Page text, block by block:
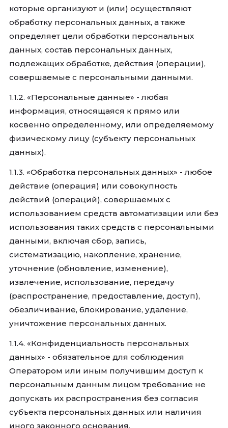
которые организуют и (или) осуществляют
обработку персональных данных, а также
определяет цели обработки персональных
данных, состав персональных данных,
подлежащих обработке, действия (операции),
совершаемые с персональными данными.
1.1.2. «Персональные данные» - любая
информация, относящаяся к прямо или
косвенно определенному, или определяемому
физическому лицу (субъекту персональных
данных).
1.1.3. «Обработка персональных данных» - любое
действие (операция) или совокупность
действий (операций), совершаемых с
использованием средств автоматизации или без
использования таких средств с персональными
данными, включая сбор, запись,
систематизацию, накопление, хранение,
уточнение (обновление, изменение),
извлечение, использование, передачу
(распространение, предоставление, доступ),
обезличивание, блокирование, удаление,
уничтожение персональных данных.
1.1.4. «Конфиденциальность персональных
данных» - обязательное для соблюдения
Оператором или иным получившим доступ к
персональным данным лицом требование не
допускать их распространения без согласия
субъекта персональных данных или наличия
иного законного основания.